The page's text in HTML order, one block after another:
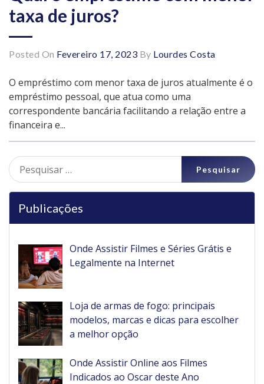
taxa de juros?
Posted On Fevereiro 17, 2023 By Lourdes Costa
O empréstimo com menor taxa de juros atualmente é o
empréstimo pessoal, que atua como uma
correspondente bancária facilitando a relação entre a
financeira e...
Pesquisar
por:
Publicações
Onde Assistir Filmes e Séries Grátis e
Legalmente na Internet
Loja de armas de fogo: principais
modelos, marcas e dicas para escolher
a melhor opção
Onde Assistir Online aos Filmes
Indicados ao Oscar deste Ano